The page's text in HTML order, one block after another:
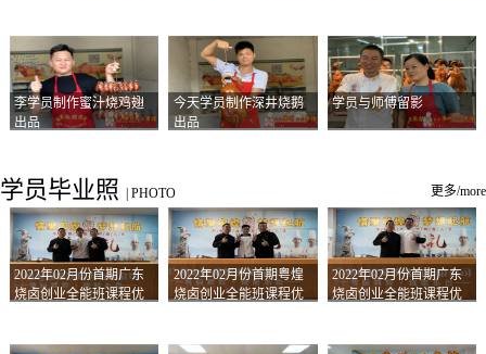
李学员制作蜜汁烧鸡翅
出品
今天学员制作深井烧鹅
出品
学员与师傅留影
学员毕业照 PHOTO 更多/more
2022年02月份首期广东
烧卤创业全能班课程优
2022年02月份首期粤煌
烧卤创业全能班课程优
2022年02月份首期广东
烧卤创业全能班课程优